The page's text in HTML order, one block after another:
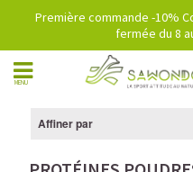
Première commande -10%
fermée du 8
MENU
Affiner par